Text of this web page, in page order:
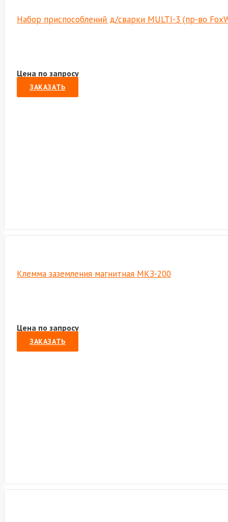
Набор приспособлений д/сварки MULTI-3 (пр-во
Цена по запросу
ЗАКАЗАТЬ
Клемма заземления магнитная МКЗ-200
Цена по запросу
ЗАКАЗАТЬ